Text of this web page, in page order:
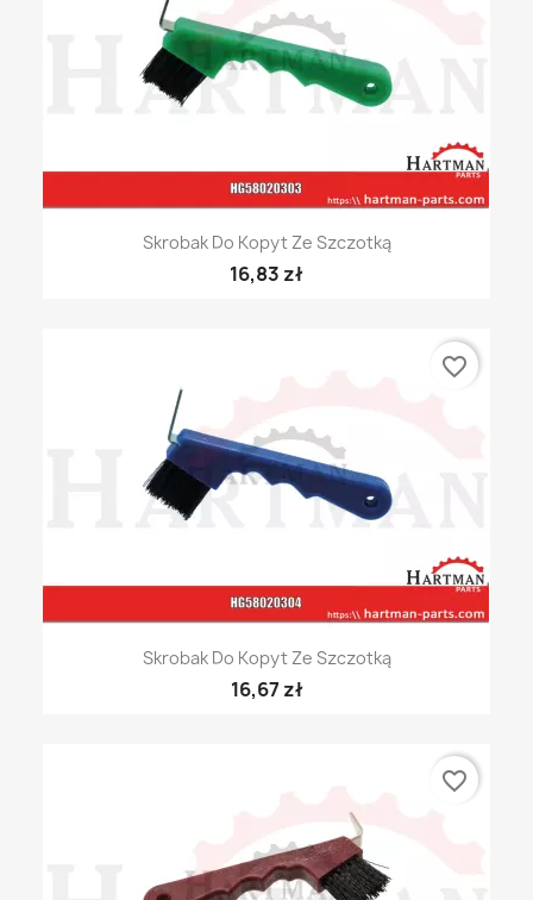
Skrobak Do Kopyt Ze Szczotką
16,83 zł
Skrobak Do Kopyt Ze Szczotką
16,67 zł
favorite_border
favorite_border